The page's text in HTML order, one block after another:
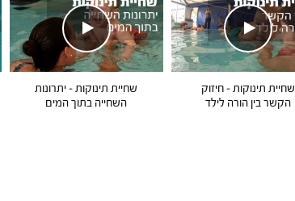
שחיית תינוקות – חיזוק
הקשר בין הורה לילד
שחיית תינוקות – יתרונות
השחייה בתוך המים